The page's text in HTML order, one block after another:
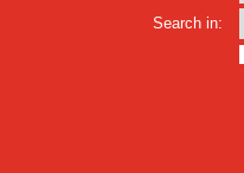
Search in: